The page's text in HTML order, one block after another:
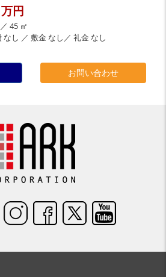
万円
45 ㎡
なし ／ 敷金 なし／ 礼金 なし
お問い合わせ